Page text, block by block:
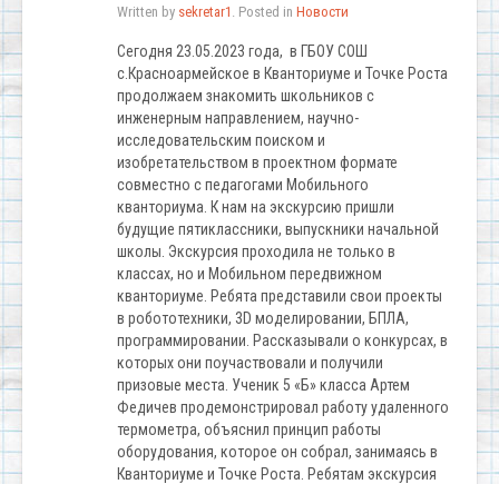
Written by sekretar1 . Posted in Новости
Сегодня 23.05.2023 года, в ГБОУ СОШ
с.Красноармейское в Кванториуме и Точке Роста
продолжаем знакомить школьников с
инженерным направлением, научно-
исследовательским поиском и
изобретательством в проектном формате
совместно с педагогами Мобильного
кванториума. К нам на экскурсию пришли
будущие пятиклассники, выпускники начальной
школы. Экскурсия проходила не только в
классах, но и Мобильном передвижном
кванториуме. Ребята представили свои проекты
в робототехники, 3D моделировании, БПЛА,
программировании. Рассказывали о конкурсах, в
которых они поучаствовали и получили
призовые места. Ученик 5 «Б» класса Артем
Федичев продемонстрировал работу удаленного
термометра, объяснил принцип работы
оборудования, которое он собрал, занимаясь в
Кванториуме и Точке Роста. Ребятам экскурсия